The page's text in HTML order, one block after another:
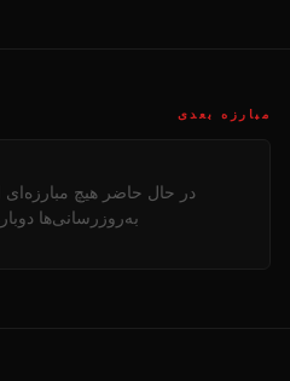
مبارزه بعدی
در حال حاضر هیچ
به‌روزرسانی‌ها